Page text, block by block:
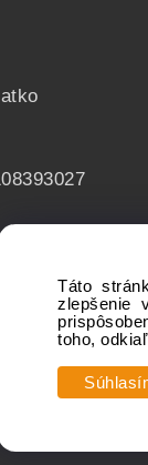
Táto
zlepšenie
toho,